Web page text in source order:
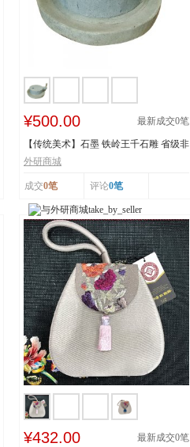
¥500.00 最新成交0笔
【传统美术】石墨 铁岭王千石雕 省级非
物质文化遗...
外研商城
成交0笔 评论0笔
¥432.00 最新成交0笔